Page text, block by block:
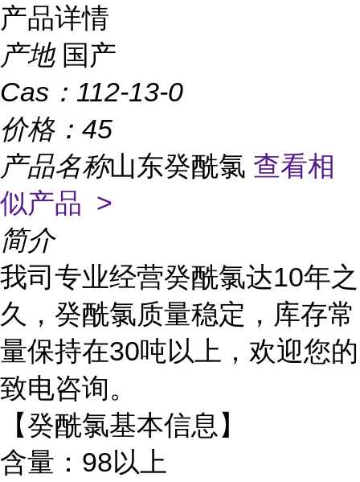
产品详情
产地 国产
Cas： 112-13-0
价格： 45
产品名称山东癸酰氯 查看相
似产品 >
简介
我司专业经营癸酰氯达10年之
久，癸酰氯质量稳定，库存常
量保持在30吨以上，欢迎您的
致电咨询。
【癸酰氯基本信息】
含量：98以上